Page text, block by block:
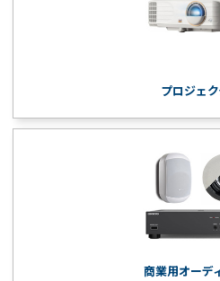
プロジェ
商業用オーデ